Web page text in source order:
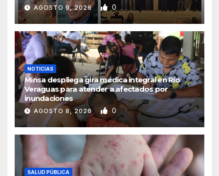
AGOSTO 9, 2026 0
NOTICIAS
Minsa despliega gira médica integral en Río
Veraguas para atender a afectados por
inundaciones
AGOSTO 8, 2026 0
SALUD PÚBLICA